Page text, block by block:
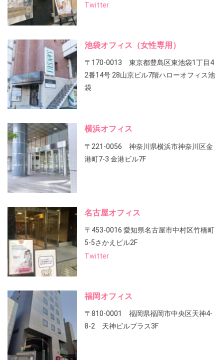
Twitter
池袋オフィス（女性専用）
〒170-0013 東京都豊島区東池袋1丁目4
2番14号 28山京ビル7階ハローオフィス池
袋
横浜オフィス
〒221-0056 神奈川県横浜市神奈川区金
港町7-3 金港ビル7F
名古屋オフィス
〒453-0016 愛知県名古屋市中村区竹橋町
5-5さかえビル2F
Twitter
福岡オフィス
〒810-0001 福岡県福岡市中央区天神4-
8-2 天神ビルプラス3F